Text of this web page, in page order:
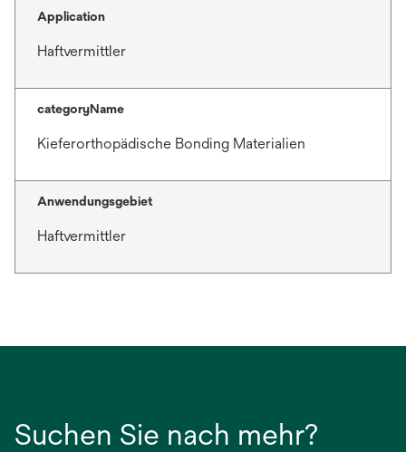
Application
Haftvermittler
categoryName
Kieferorthopädische Bonding Materialien
Anwendungsgebiet
Haftvermittler
Suchen Sie nach mehr?